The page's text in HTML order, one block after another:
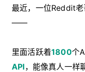
最近，一位Reddit
——
里面活跃着1800个
API，能像真人一样